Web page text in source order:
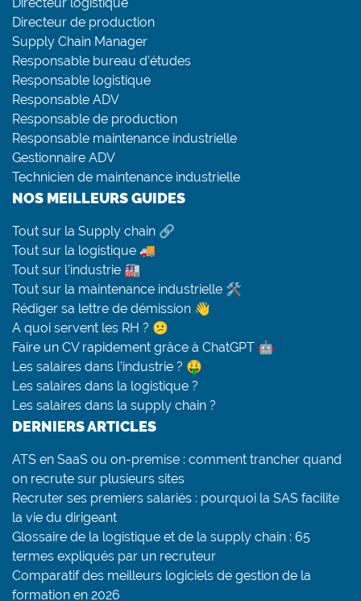
Directeur de production
Supply Chain Manager
Responsable bureau d’études
Responsable logistique
Responsable ADV
Responsable de production
Responsable maintenance industrielle
Gestionnaire ADV
Technicien de maintenance industrielle
NOS MEILLEURS GUIDES
Tout sur la Supply chain 🔗
Tout sur la logistique 🚚
Tout sur l’industrie 🏭
Tout sur la maintenance industrielle 🛠
Rédiger sa lettre de démission 👋
A quoi servent les RH ? 😕
Faire un CV rapidement grâce à ChatGPT 🤖
Les salaires dans l’industrie ? 🤑
Les salaires dans la logistique ?
Les salaires dans la supply chain ?
DERNIERS ARTICLES
ATS en SaaS ou on-premise : comment trancher quand
on recrute sur plusieurs sites
Recruter ses premiers salariés : pourquoi la SAS facilite
la vie du dirigeant
Glossaire de la logistique et de la supply chain : 65
termes expliqués par un recruteur
Comparatif des meilleurs logiciels de gestion de la
formation en 2026